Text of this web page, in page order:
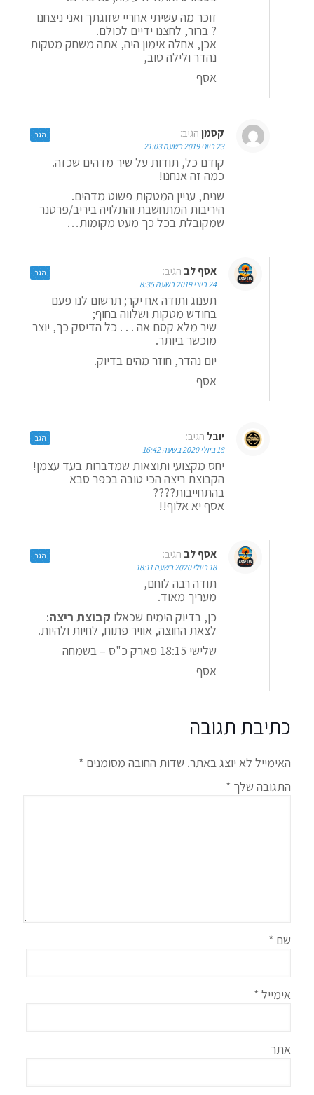
זוכר מה עשיתי אחריי שזוגתך ואני ניצחנו
? ברור, לחצנו ידיים לכולם.
אכן, אחלה אימון היה, אתה משחק מטקות
נהדר ולילה טוב,
אסף
קסמן הגיב:
23 ביוני 2019 בשעה 21:03
קודם כל, תודות על שיר מדהים שכזה.
כמה זה אנחנו!
שנית, עניין המטקות פשוט מדהים.
היריבות המתחשבת והתלויה ביריב/פרטנר
שמקובלת בכל כך מעט מקומות…
הגב
אסף לב הגיב:
24 ביוני 2019 בשעה 8:35
תענוג ותודה אח יקר; תרשום לנו פעם
בחודש מטקות ושלווה בחוף;
שיר מלא קסם אה . . . כל הדיסק כך, יוצר
מוכשר ביותר.
יום נהדר, חוזר מהים בדיוק.
אסף
הגב
יובל הגיב:
18 ביולי 2020 בשעה 16:42
יחס מקצועי ותוצאות שמדברות בעד עצמן!
הקבוצת ריצה הכי טובה בכפר סבא
בהתחייבות????
אסף יא אלוף!!
הגב
אסף לב הגיב:
18 ביולי 2020 בשעה 18:11
תודה רבה לוחם,
מעריך מאוד.
כן, בדיוק הימים שכאלו קבוצת ריצה:
לצאת החוצה, אוויר פתוח, לחיות ולהיות.
שלישי 18:15 פארק כ"ס – בשמחה
אסף
הגב
כתיבת תגובה
האימייל לא יוצג באתר. שדות החובה מסומנים *
התגובה שלך *
שם *
אימייל *
אתר